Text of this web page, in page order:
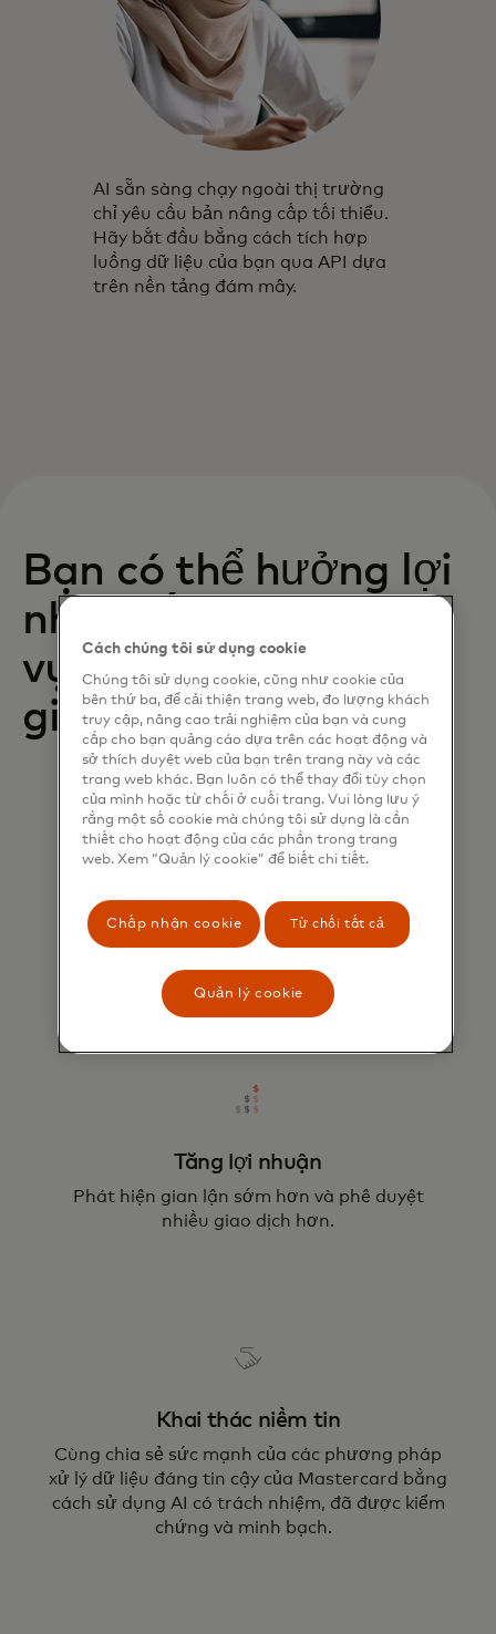
AI sẵn sàng chạy ngoài thị trường
chỉ yêu cầu bản nâng cấp tối thiểu.
Hãy bắt đầu bằng cách tích hợp
luồng dữ liệu của bạn qua API dựa
trên nền tảng đám mây.
Bạn có thể hưởng lợi
như thế nào từ dịch
vụ Giám sát gian lận
giao dịch?
Triển khai ngay lập tức
Tăng lợi nhuận
Phát hiện gian lận sớm hơn và phê duyệt
nhiều giao dịch hơn.
Khai thác niềm tin
Cùng chia sẻ sức mạnh của các phương pháp
xử lý dữ liệu đáng tin cậy của Mastercard bằng
cách sử dụng AI có trách nhiệm, đã được kiểm
chứng và minh bạch.
Cách chúng tôi sử dụng cookie
Chúng tôi sử dụng cookie, cũng như cookie của
bên thứ ba, để cải thiện trang web, đo lượng khách
truy cập, nâng cao trải nghiệm của bạn và cung
cấp cho bạn quảng cáo dựa trên các hoạt động và
sở thích duyệt web của bạn trên trang này và các
trang web khác. Bạn luôn có thể thay đổi tùy chọn
của mình hoặc từ chối ở cuối trang. Vui lòng lưu ý
rằng một số cookie mà chúng tôi sử dụng là cần
thiết cho hoạt động của các phần trong trang
web. Xem “Quản lý cookie” để biết chi tiết.
Chấp nhận cookie Từ chối tất cả
Quản lý cookie